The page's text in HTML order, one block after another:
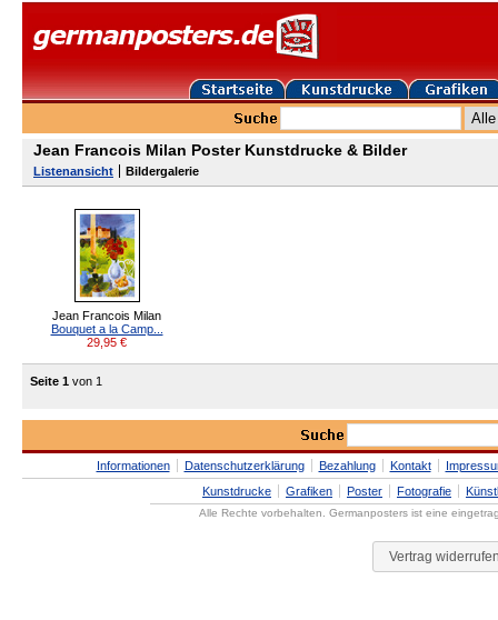
Jean Francois Milan Poster Kunstdrucke & Bilder
Listenansicht Bildergalerie
Jean Francois Milan
Bouquet a la Camp...
29,95 €
Seite 1 von 1
Informationen Datenschutzerklärung Bezahlung Kontakt
Kunstdrucke
Grafiken Poster Fotografie
Alle Rechte vorbehalten. Germanposters ist eine
Vertrag